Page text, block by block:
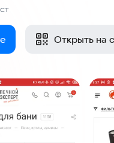
Открыть на